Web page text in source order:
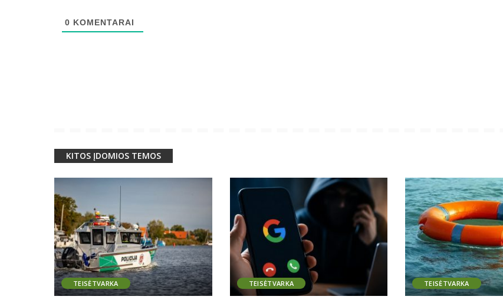
0 KOMENTARAI
KITOS ĮDOMIOS TEMOS
TEISĖTVARKA TEISĖTVARKA TEISĖTVARKA